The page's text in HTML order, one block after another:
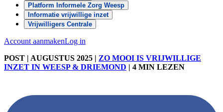
Platform Informele Zorg Weesp
Informatie vrijwillige inzet
Vrijwilligers Centrale
Account aanmakenLog in
POST | AUGUSTUS 2025 | ZO MOOI IS VRIJWILLIGE
INZET IN WEESP & DRIEMOND | 4 MIN LEZEN